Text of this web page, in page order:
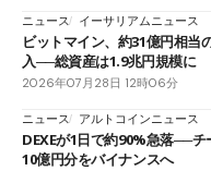
ニュース
イーサリアムニュース
ビットマイン、約31億円相当
入──総資産は1.9兆円規模に
2026年07月28日 12時06分
ニュース アルトコインニュース
DEXEが1日で約90%急落──
10億円分をバイナンスへ